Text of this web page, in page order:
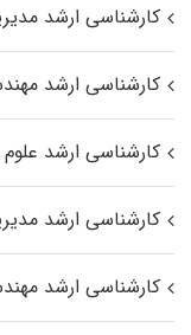
کارشناسی ارشد
کارشناسی ارشد
کارشناسی ارشد
کارشناسی ارشد
کارشناسی ارشد